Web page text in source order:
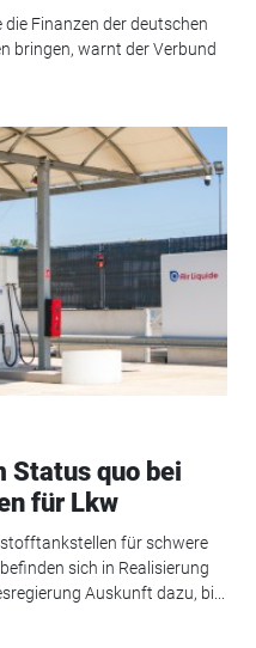
Finanzen der deutschen
bringen, warnt der Verbund
Status quo bei
für Lkw
für schwere
sich in Realisierung
Auskunft dazu, bi...